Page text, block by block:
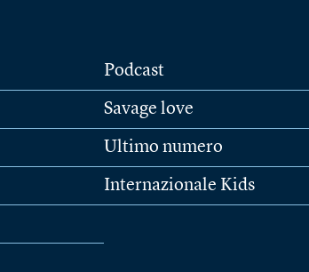
Podcast
Savage love
Ultimo numero
Internazionale Kids